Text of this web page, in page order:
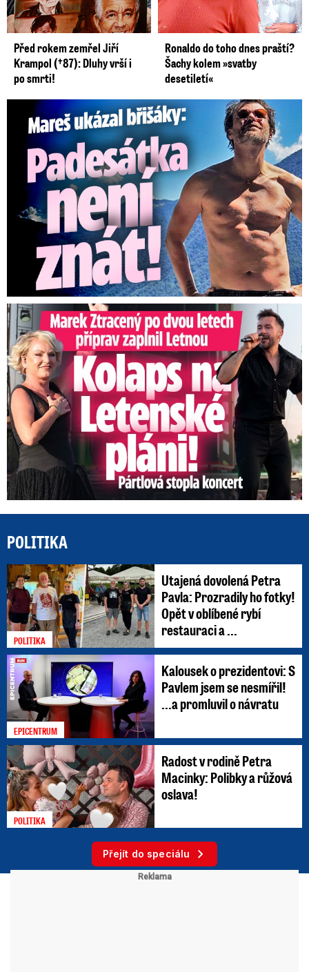
Před rokem zemřel Jiří
Krampol (†87): Dluhy vrší i
po smrti!
Ronaldo do toho dnes praští?
Šachy kolem »svatby
desetiletí«
Mareš v dokonalé formě ukázal břišáky: Padesátka není znát
Marek Ztracený na Letné: Pártlová stopla koncert
POLITIKA
POLITIKA
Utajená dovolená Petra
Pavla: Prozradily ho fotky!
Opět v oblíbené rybí
restauraci a ...
EPICENTRUM
Kalousek o prezidentovi: S
Pavlem jsem se nesmířil!
...a promluvil o návratu
POLITIKA
Radost v rodině Petra
Macinky: Polibky a růžová
oslava!
Přejít do speciálu